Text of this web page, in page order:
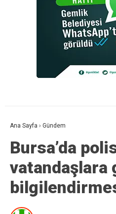
Ana Sayfa › Gündem
Bursa’da
vatandaşlara